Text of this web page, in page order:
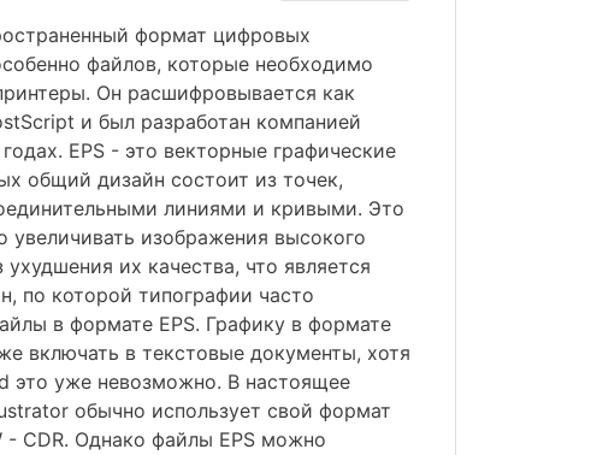
формат цифровых
файлов, которые необходимо
Он расшифровывается как
и был разработан компанией
EPS - это векторные графические
общий дизайн состоит из точек,
линиями и кривыми. Это
увеличивать изображения высокого
ухудшения их качества, что является
по которой типографии часто
в формате EPS. Графику в формате
включать в текстовые документы, хотя
это уже невозможно. В настоящее
обычно использует свой формат
- CDR. Однако файлы EPS можно